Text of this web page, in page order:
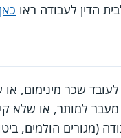
הדין לעבודה ראו כאן
שכר מינימום, או
למותר, או שלא
(מגורים הולמים,